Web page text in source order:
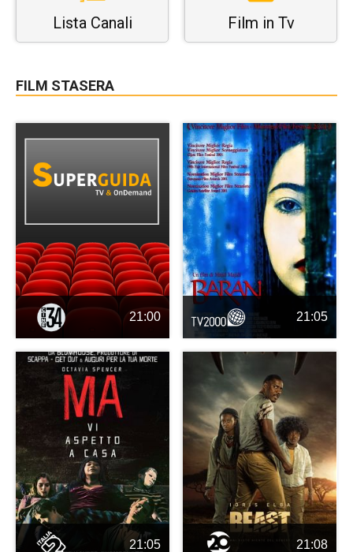
Lista Canali Film in Tv
FILM STASERA
21:00 21:05
21:05 21:08